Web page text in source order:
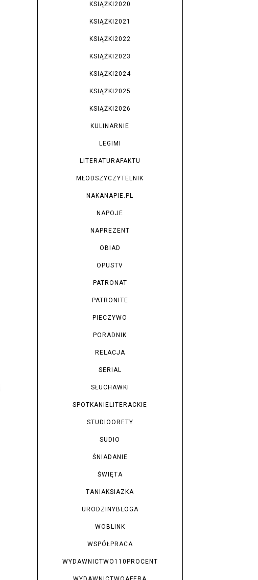
KSIĄŻKI2020
KSIĄŻKI2021
KSIĄŻKI2022
KSIĄŻKI2023
KSIĄŻKI2024
KSIĄŻKI2025
KSIĄŻKI2026
KULINARNIE
LEGIMI
LITERATURAFAKTU
MŁODSZYCZYTELNIK
NAKANAPIE.PL
NAPOJE
NAPREZENT
OBIAD
OPUSTV
PATRONAT
PATRONITE
PIECZYWO
PORADNIK
RELACJA
SERIAL
SŁUCHAWKI
SPOTKANIELITERACKIE
STUDIOORETY
SUDIO
ŚNIADANIE
ŚWIĘTA
TANIAKSIAZKA
URODZINYBLOGA
WOBLINK
WSPÓŁPRACA
WYDAWNICTWO110PROCENT